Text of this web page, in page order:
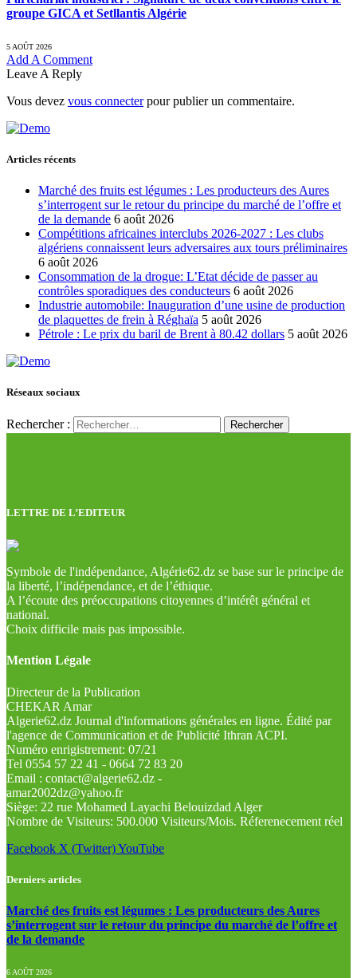
groupe GICA et Setllantis Algérie
5 AOÛT 2026
Add A Comment
Leave A Reply
Vous devez vous connecterpour publier un commentaire.
Articles récents
Marché des fruits est légumes : Les producteurs des Aures
s’interrogent sur le retour du principe du marché de l’offre et
de la demande 6 août 2026
Compétitions africaines interclubs 2026-2027 : Les clubs
algériens connaissent leurs adversaires aux tours préliminaires
6 août 2026
Consommation de la drogue: L’Etat décide de passer au
contrôles sporadiques des conducteurs 6 août 2026
Industrie automobile: Inauguration d’une usine de production
de plaquettes de frein à Réghaïa 5 août 2026
Pétrole : Le prix du baril de Brent à 80.42 dollars 5 août 2026
Réseaux sociaux
Rechercher :
LETTRE DE L’EDITEUR
Symbole de l'indépendance, Algérie62.dz se base sur le principe de
la liberté, l’indépendance, et de l’éthique.
A l’écoute des préoccupations citoyennes d’intérêt général et
national.
Choix difficile mais pas impossible.
Mention Légale
Directeur de la Publication
CHEKAR Amar
Algerie62.dz Journal d'informations générales en ligne. Édité par
l'agence de Communication et de Publicité Ithran ACPI.
Numéro enrigistrement: 07/21
Tel 0554 57 22 41 - 0664 72 83 20
Email : contact@algerie62.dz -
amar2002dz@yahoo.fr
Siège: 22 rue Mohamed Layachi Belouizdad Alger
Nombre de Visiteurs: 500.000 Visiteurs/Mois. Réferenecement réel
Facebook X (Twitter)YouTube
Derniers articles
Marché des fruits est légumes : Les producteurs des Aures
s’interrogent sur le retour du principe du marché de l’offre et
de la demande
6 AOÛT 2026